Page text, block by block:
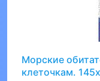
Морские
клеточкам.